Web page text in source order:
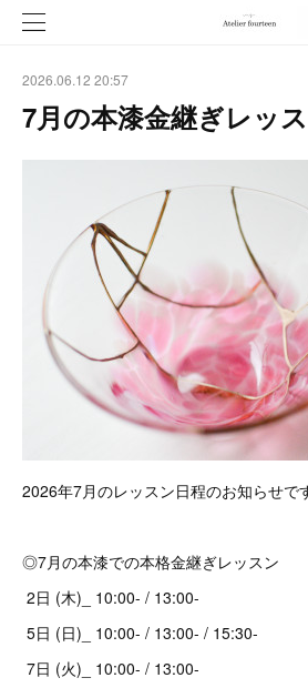
2026.06.12 20:57
7月の本漆金継ぎレッ
2026年7月のレッスン日程のお知らせで
◎7月の本漆での本格金継ぎレッスン
2日 (木)_ 10:00- / 13:00-
5日 (日)_ 10:00- / 13:00- / 15:30-
7日 (火)_ 10:00- / 13:00-